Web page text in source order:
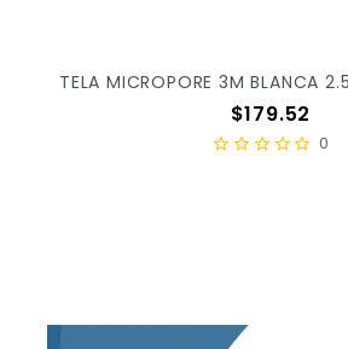
Precio
$179.52
0